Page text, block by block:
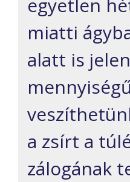
egyetlen
miatti
alatt is
a zsírt a
zálogának